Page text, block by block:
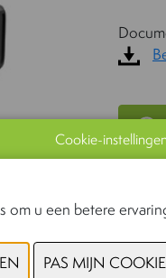
Cookie-
om u een betere